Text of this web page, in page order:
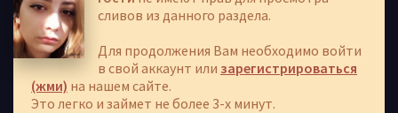
сливов из данного раздела.
Для продолжения Вам необходимо войти
в свой аккаунт или зарегистрироваться
(жми) на нашем сайте.
Это легко и займет не более 3-х минут.